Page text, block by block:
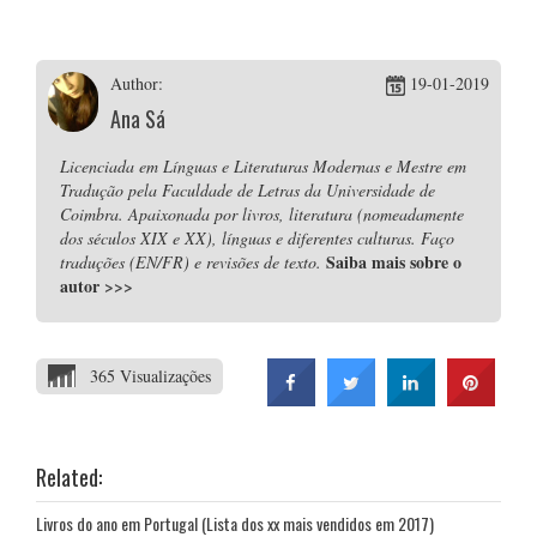
Author:
Ana Sá
19-01-2019
Licenciada em Línguas e Literaturas Modernas e Mestre em
Tradução pela Faculdade de Letras da Universidade de
Coimbra. Apaixonada por livros, literatura (nomeadamente
dos séculos XIX e XX), línguas e diferentes culturas. Faço
traduções (EN/FR) e revisões de texto. Saiba mais sobre o
autor >>>
365 Visualizações
Related:
Livros do ano em Portugal (Lista dos xx mais vendidos em 2017)